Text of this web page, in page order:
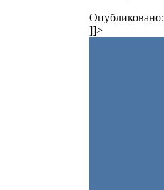
Опубликовано:
]]>